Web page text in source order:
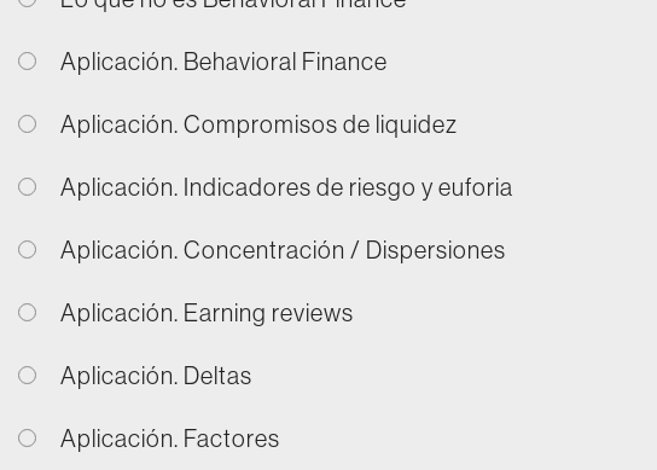
Aplicación. Behavioral Finance
Aplicación. Compromisos de liquidez
Aplicación. Indicadores de riesgo y euforia
Aplicación. Concentración / Dispersiones
Aplicación. Earning reviews
Aplicación. Deltas
Aplicación. Factores